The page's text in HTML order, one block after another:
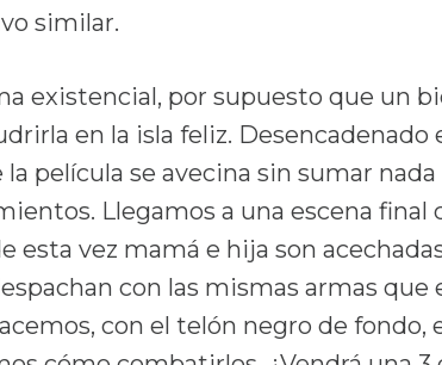
similar.
existencial, por supuesto que un
en la isla feliz. Desencadenado
la película se avecina sin sumar
Llegamos a una escena final
esta vez mamá e hija son
con las mismas armas que
con el telón negro de fondo,